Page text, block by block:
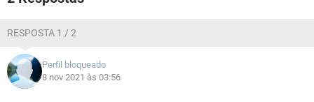
RESPOSTA 1 / 2
Perfil bloqueado
8 nov 2021 às 03:56